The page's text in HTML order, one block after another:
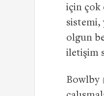
için çok
sistemi,
olgun
iletişim
Bowlby